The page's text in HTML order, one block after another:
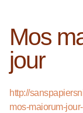
Mos
jour
http://
mos-maiorum-